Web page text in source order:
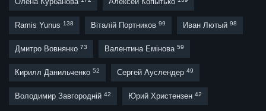
Ramis Yunus 138 Віталій Портников 99 Иван Лютый 98
Дмитро Вовнянко 73 Валентина Емінова 59
Кирилл Данильченко 52 Сергей Ауслендер 49
Володимир Завгородній 42 Юрий Христензен 42